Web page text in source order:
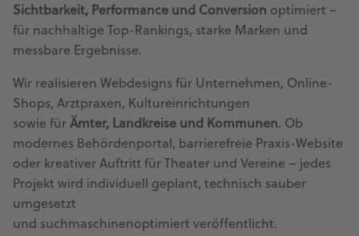
Sichtbarkeit, Performance und Conversion optimiert –
für nachhaltige Top-Rankings, starke Marken und
messbare Ergebnisse.
Wir realisieren Webdesigns für Unternehmen, Online-
Shops, Arztpraxen, Kultureinrichtungen
sowie für Ämter, Landkreise und Kommunen. Ob
modernes Behördenportal, barrierefreie Praxis-Website
oder kreativer Auftritt für Theater und Vereine – jedes
Projekt wird individuell geplant, technisch sauber
umgesetzt
und suchmaschinenoptimiert veröffentlicht.